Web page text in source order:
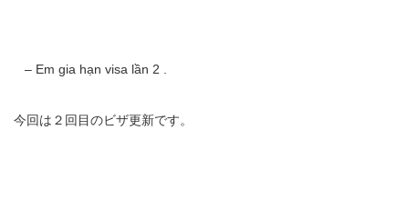
– Em gia hạn visa lần 2 .
今回は２回目のビザ更新です。